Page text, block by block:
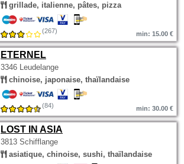
grillade, italienne, pâtes, pizza
(267) min: 15.00 €
ETERNEL
3346 Leudelange
chinoise, japonaise, thaïlandaise
(84) min: 30.00 €
LOST IN ASIA
3813 Schifflange
asiatique, chinoise, sushi, thaïlandaise